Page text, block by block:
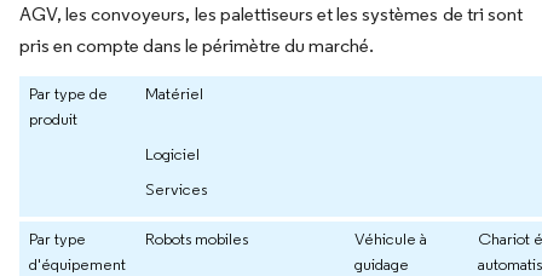
AGV, les convoyeurs, les palettiseurs et les systèmes de tri sont
pris en compte dans le périmètre du marché.
Par type de
produit
Matériel
Logiciel
Services
Par type
d'équipement
Robots mobiles
Véhicule à
guidage
Chariot